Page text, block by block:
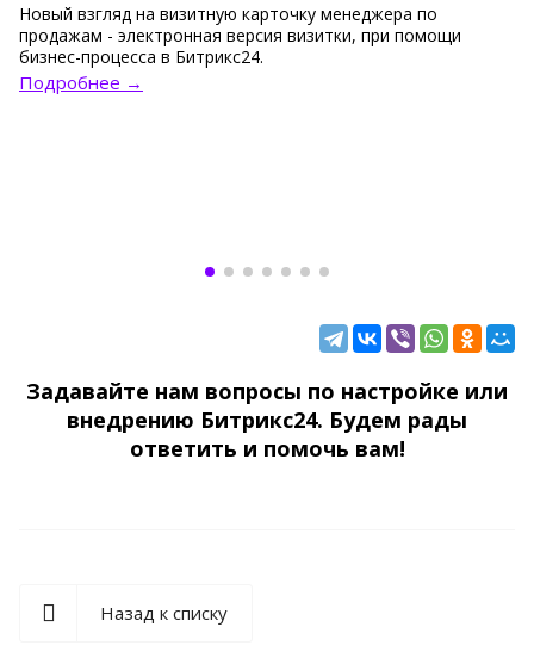
Новый взгляд на визитную карточку менеджера по
продажам - электронная версия визитки, при помощи
бизнес-процесса в Битрикс24.
Подробнее →
Задавайте нам вопросы по настройке или
внедрению Битрикс24. Будем рады
ответить и помочь вам!
Назад к списку